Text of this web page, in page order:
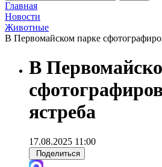
Главная
Новости
Животные
В Первомайском парке
В
ястреба
17.08.2025 11:00
Поделиться